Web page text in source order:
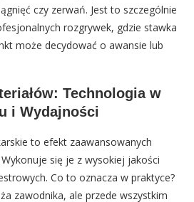
czy zerwań. Jest to szczególnie
rozgrywek, gdzie stawka
może decydować o awansie lub
Technologia w
i Wydajności
to efekt zaawansowanych
się je z wysokiej jakości
Co to oznacza w praktyce?
zawodnika, ale przede wszystkim